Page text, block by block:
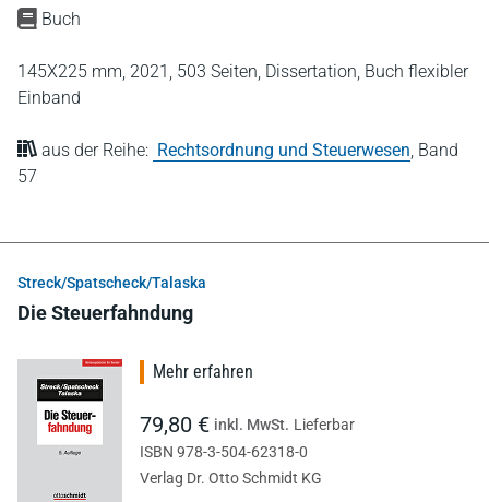
Buch
145X225 mm, 2021, 503 Seiten, Dissertation, Buch flexibler
Einband
aus der Reihe: Rechtsordnung und Steuerwesen Band
57
Streck/Spatscheck/Talaska
Die Steuerfahndung
Mehr erfahren
79,80 € inkl. MwSt. Lieferbar
ISBN 978-3-504-62318-0
Verlag Dr. Otto Schmidt KG